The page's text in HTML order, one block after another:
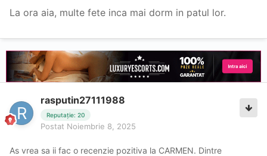
La ora aia, multe fete inca mai dorm in patul lor.
rasputin27111988
Reputație: 20
Postat Noiembrie 8, 2025
As vrea sa ii fac o recenzie pozitiva la CARMEN. Dintre